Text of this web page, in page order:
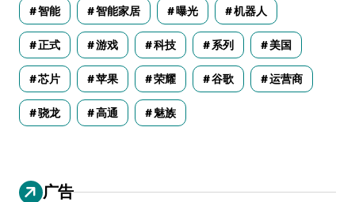
智能 智能家居 曝光 机器人
正式 游戏 科技 系列 美国
芯片 苹果 荣耀 谷歌 运营商
骁龙 高通 魅族
广告